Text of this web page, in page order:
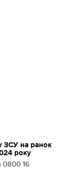
ЗСУ на ранок
року
0800 16